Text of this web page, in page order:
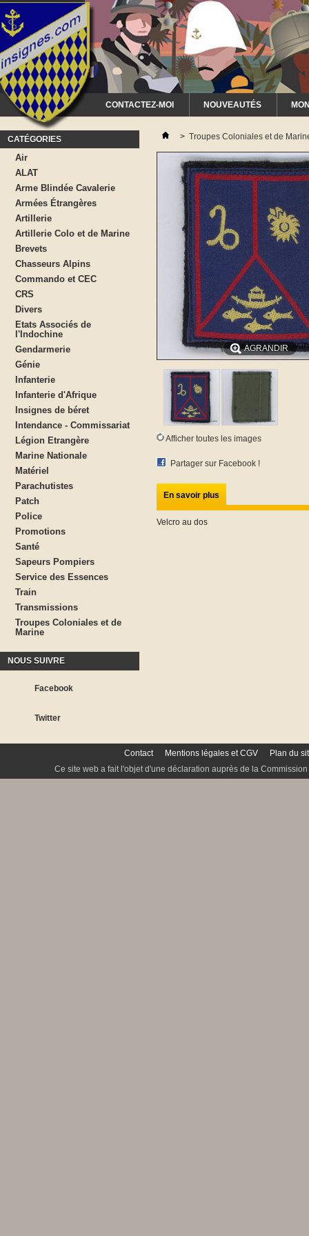
CONTACTEZ-MOI NOUVEAUTÉS
CATÉGORIES
Air
ALAT
Arme Blindée Cavalerie
Armées Étrangères
Artillerie
Artillerie Colo et de Marine
Brevets
Chasseurs Alpins
Commando et CEC
CRS
Divers
Etats Associés de
l'Indochine
Gendarmerie
Génie
Infanterie
Infanterie d'Afrique
Insignes de béret
Intendance - Commissariat
Légion Etrangère
Marine Nationale
Matériel
Parachutistes
Patch
Police
Promotions
Santé
Sapeurs Pompiers
Service des Essences
Train
Transmissions
Troupes Coloniales et de
Marine
NOUS SUIVRE
Facebook
Twitter
> Troupes Coloniales et de
AGRANDIR
Afficher toutes les images
Partager sur Facebook !
En savoir plus
Velcro au dos
Contact Mentions légales et CGV
Plan du
Ce site web a fait l'objet d'une déclaration auprès de la